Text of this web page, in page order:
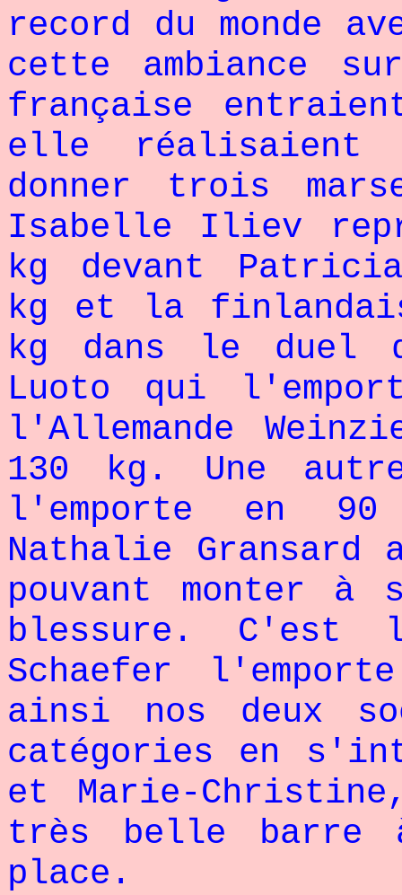
record du monde
cette ambiance
française
elle réalisaient
donner trois
Isabelle Iliev
kg devant
kg et la
kg dans le duel
Luoto qui
l'Allemande
130 kg. Une
l'emporte en
Nathalie Gransard
pouvant monter à
blessure. C'est
Schaefer
ainsi nos deux
catégories en
et Marie-
très belle barre
place.